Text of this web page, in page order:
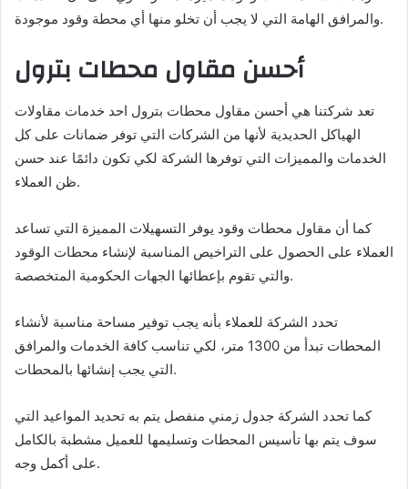
والمرافق الهامة التي لا يجب أن تخلو منها أي محطة وقود موجودة.
أحسن مقاول محطات بترول
تعد شركتنا هي أحسن مقاول محطات بترول احد خدمات مقاولات
الهياكل الحديدية لأنها من الشركات التي توفر ضمانات على كل
الخدمات والمميزات التي توفرها الشركة لكي تكون دائمًا عند حسن
ظن العملاء.
كما أن مقاول محطات وقود يوفر التسهيلات المميزة التي تساعد
العملاء على الحصول على التراخيص المناسبة لإنشاء محطات الوقود
والتي تقوم بإعطائها الجهات الحكومية المتخصصة.
تحدد الشركة للعملاء بأنه يجب توفير مساحة مناسبة لأنشاء
المحطات تبدأ من 1300 متر، لكي تناسب كافة الخدمات والمرافق
التي يجب إنشائها بالمحطات.
كما تحدد الشركة جدول زمني منفصل يتم به تحديد المواعيد التي
سوف يتم بها تأسيس المحطات وتسليمها للعميل مشطبة بالكامل
على أكمل وجه.